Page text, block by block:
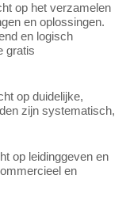
op het verzamelen
en oplossingen.
en logisch
gratis
op duidelijke,
zijn systematisch,
op leidinggeven en
en